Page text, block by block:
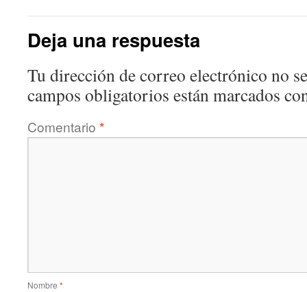
Deja una respuesta
Tu dirección de correo electrónico no
campos obligatorios están marcados
Comentario *
Nombre *